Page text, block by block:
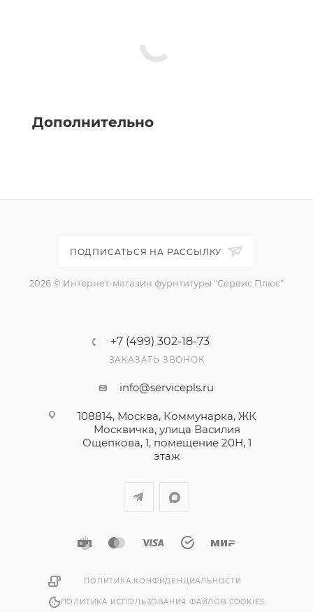
Дополнительно
ПОДПИСАТЬСЯ НА РАССЫЛКУ
2026 © Интернет-магазин фурнтитуры "Сервис Плюс"
+7 (499) 302-18-73
ЗАКАЗАТЬ ЗВОНОК
info@servicepls.ru
108814, Москва, Коммунарка, ЖК
Москвичка, улица Василия
Ощепкова, 1​, помещение 20Н, 1
этаж
ПОЛИТИКА КОНФИДЕНЦИАЛЬНОСТИ
ПОЛИТИКА ИСПОЛЬЗОВАНИЯ ФАЙЛОВ COOKIES